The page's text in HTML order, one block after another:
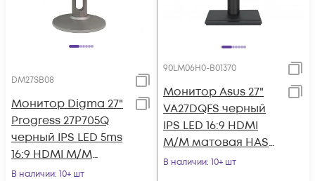
DM27SB08
Монитор Digma 27"
Progress 27P705Q
черный IPS LED 5ms
16:9 HDMI M/M
матовая HAS 300cd
В наличии: 10+ шт
90LM06H0-B01370
Монитор Asus 27"
VA27DQFS черный
IPS LED 16:9 HDMI
M/M матовая HAS
Piv 1000:1 300cd
В наличии: 10+ шт